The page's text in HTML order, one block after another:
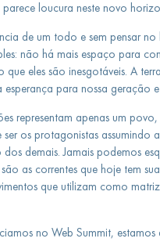
loucura neste novo
de um todo e sem pensar
não há mais espaço para
que eles são inesgotáveis. A
para nossa geração
representam apenas um
os protagonistas assumindo
demais. Jamais podemos
as correntes que hoje tem
que utilizam como
no Web Summit,